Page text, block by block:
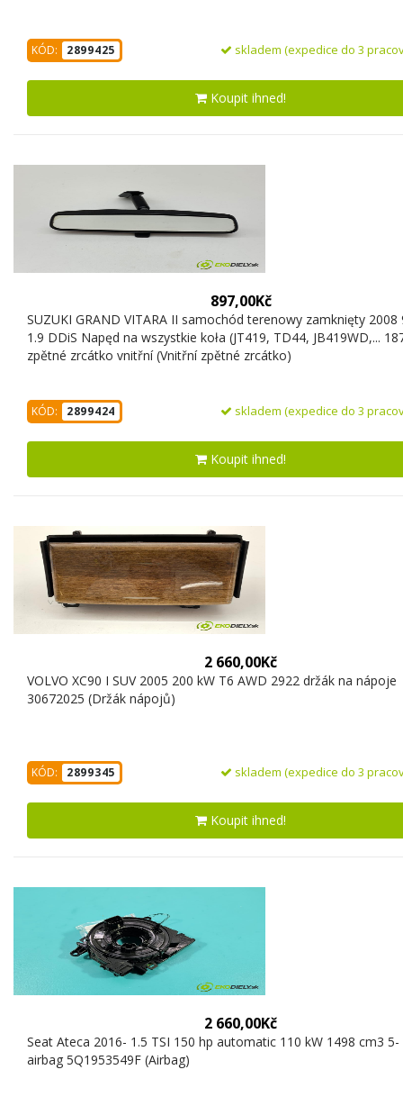
KÓD: 2899425 skladem (expedice do 3
Koupit ihned!
897,00Kč
SUZUKI GRAND VITARA II samochód terenowy zamknięty 2008
1.9 DDiS Napęd na wszystkie koła (JT419, TD44, JB419WD,...
zpětné zrcátko vnitřní (Vnitřní zpětné zrcátko)
KÓD: 2899424 skladem (expedice do 3
Koupit ihned!
2 660,00Kč
VOLVO XC90 I SUV 2005 200 kW T6 AWD 2922 držák na nápoje
30672025 (Držák nápojů)
KÓD: 2899345 skladem (expedice do 3
Koupit ihned!
2 660,00Kč
Seat Ateca 2016- 1.5 TSI 150 hp automatic 110 kW 1498 cm3 5-
airbag 5Q1953549F (Airbag)